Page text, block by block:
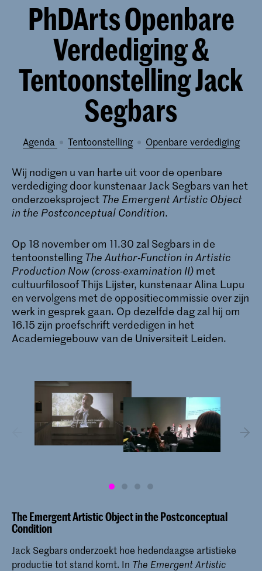
PhDArts Openbare
Verdediging &
Tentoonstelling Jack
Segbars
Agenda tentoonstelling openbare verdediging
Wij nodigen u van harte uit voor de openbare
verdediging door kunstenaar Jack Segbars van het
onderzoeksproject The Emergent Artistic Object
in the Postconceptual Condition.
Op 18 november om 11.30 zal Segbars in de
tentoonstellingThe Author-Function in Artistic
Production Now (cross-examination II) met
cultuurfilosoof Thijs Lijster, kunstenaar Alina Lupu
en vervolgens met de oppositiecommissie over zijn
werk in gesprek gaan. Op dezelfde dag zal hij om
16.15 zijn proefschrift verdedigen in het
Academiegebouw van de Universiteit Leiden.
The Emergent Artistic Object in the Postconceptual
Condition
Jack Segbars onderzoekt hoe hedendaagse artistieke
productie tot stand komt. In The Emergent Artistic